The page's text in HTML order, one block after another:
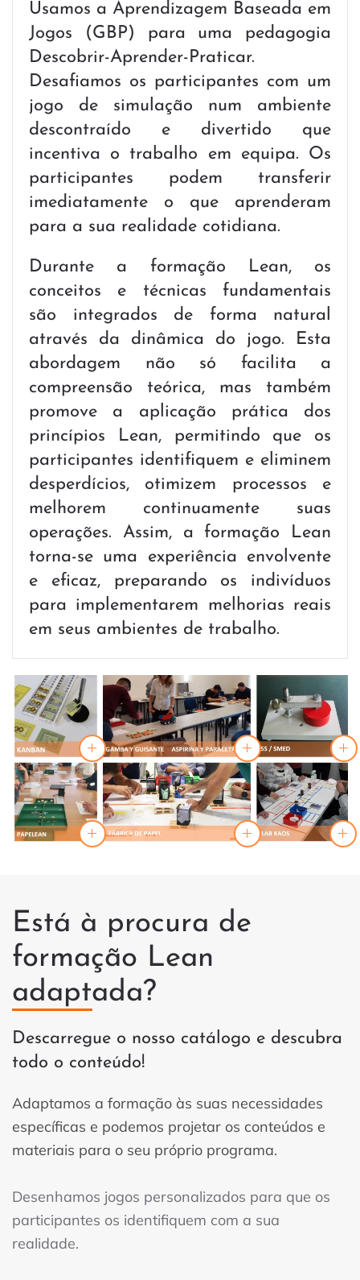
Usamos a Aprendizagem Baseada em
Jogos (GBP) para uma pedagogia
Descobrir-Aprender-Praticar.
Desafiamos os participantes com um
jogo de simulação num ambiente
descontraído e divertido que
incentiva o trabalho em equipa. Os
participantes podem transferir
imediatamente o que aprenderam
para a sua realidade cotidiana.
Durante a formação Lean, os
conceitos e técnicas fundamentais
são integrados de forma natural
através da dinâmica do jogo. Esta
abordagem não só facilita a
compreensão teórica, mas também
promove a aplicação prática dos
princípios Lean, permitindo que os
participantes identifiquem e eliminem
desperdícios, otimizem processos e
melhorem continuamente suas
operações. Assim, a formação Lean
torna-se uma experiência envolvente
e eficaz, preparando os indivíduos
para implementarem melhorias reais
em seus ambientes de trabalho.
Está à procura de
formação Lean
adaptada?
Descarregue o nosso catálogo e descubra
todo o conteúdo!
Adaptamos a formação às suas necessidades
específicas e podemos projetar os conteúdos e
materiais para o seu próprio programa.
Desenhamos jogos personalizados para que os
participantes os identifiquem com a sua
realidade.